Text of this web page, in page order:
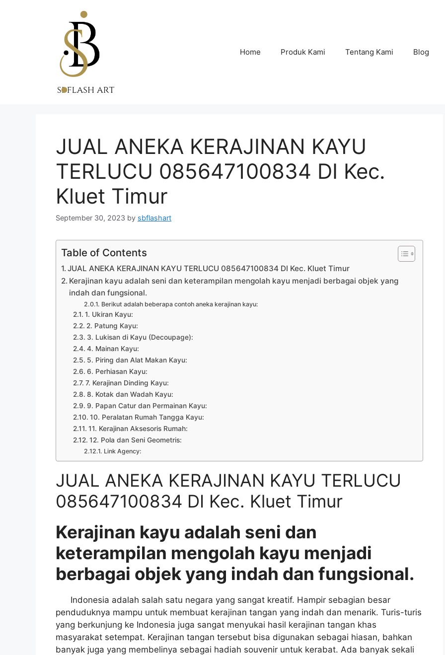
Home Produk Kami Tentang Kami Blog
JUAL ANEKA KERAJINAN KAYU
TERLUCU 085647100834 DI Kec.
Kluet Timur
September 30, 2023 by sbflashart
Table of Contents
JUAL ANEKA KERAJINAN KAYU TERLUCU 085647100834 DI Kec. Kluet Timur
Kerajinan kayu adalah seni dan keterampilan mengolah kayu menjadi berbagai objek yang
indah dan fungsional.
Berikut adalah beberapa contoh aneka kerajinan kayu:
1. Ukiran Kayu:
2. Patung Kayu:
3. Lukisan di Kayu (Decoupage):
4. Mainan Kayu:
5. Piring dan Alat Makan Kayu:
6. Perhiasan Kayu:
7. Kerajinan Dinding Kayu:
8. Kotak dan Wadah Kayu:
9. Papan Catur dan Permainan Kayu:
10. Peralatan Rumah Tangga Kayu:
11. Kerajinan Aksesoris Rumah:
12. Pola dan Seni Geometris:
Link Agency:
JUAL ANEKA KERAJINAN KAYU TERLUCU
085647100834 DI Kec. Kluet Timur
Kerajinan kayu adalah seni dan
keterampilan mengolah kayu menjadi
berbagai objek yang indah dan fungsional.
Indonesia adalah salah satu negara yang sangat kreatif. Hampir sebagian besar
penduduknya mampu untuk membuat kerajinan tangan yang indah dan menarik. Turis-turis
yang berkunjung ke Indonesia juga sangat menyukai hasil kerajinan tangan khas
masyarakat setempat. Kerajinan tangan tersebut bisa digunakan sebagai hiasan, bahkan
banyak juga yang membelinya sebagai hadiah souvenir untuk kerabat. Ada banyak sekali